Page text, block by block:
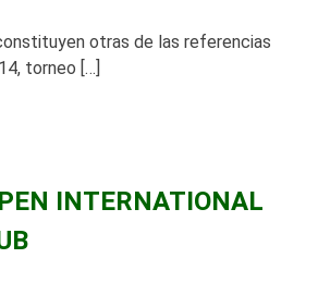
otras de las referencias
torneo […]
INTERNATIONAL